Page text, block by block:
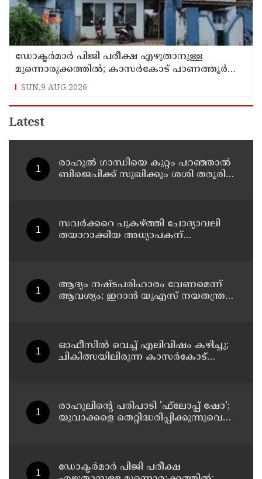
ഡോക്ടര്‍മാര്‍ പിജി പരീക്ഷ എഴുതാനുള്ള
മുന്നൊരുക്കത്തില്‍; കാസര്‍കോട് പാണത്തൂര്‍
കുടുംബാരോഗ്യ കേന്ദ്രം അടച്ചുപൂട്ടി
SUN,9 AUG 2026
Latest
രാഹുല്‍ ഗാന്ധിയെ കുറ്റം പറഞ്ഞാല്‍
ബിജെപിക്ക് സുഖിക്കും ശശി തരൂരിന്
സവര്‍ക്കറെ പുകഴ്ത്തി ചോദ്യാവലി
തയാറാക്കിയ അധ്യാപകന്
ആദ്യം നഷ്ടപരിഹാരം വേണമെന്ന്
ആവശ്യം; ഇറാന്‍ യുഎസ് നയതന്ത്ര
ഓഫീസില്‍ വെച്ച് എലിവിഷം കഴിച്ചു;
ചികിത്സയിലിരുന്ന കാസര്‍കോട്
രാഹുലിന്റെ പരിപാടി 'ഫ്‌ലോപ്പ് ഷോ';
യുവാക്കളെ തെറ്റിദ്ധരിപ്പിക്കുന്നുവെന്ന്
ഡോക്ടര്‍മാര്‍ പിജി പരീക്ഷ